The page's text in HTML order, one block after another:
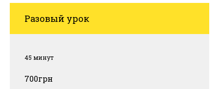
Разовый урок
45 минут
700грн